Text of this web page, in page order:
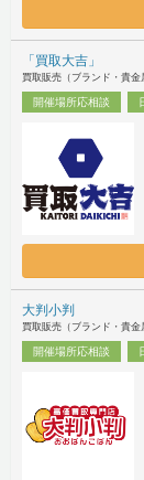
「買取大吉」
買取販売（ブランド・貴金
開催場所応相談
大判小判
買取販売（ブランド・貴金
開催場所応相談